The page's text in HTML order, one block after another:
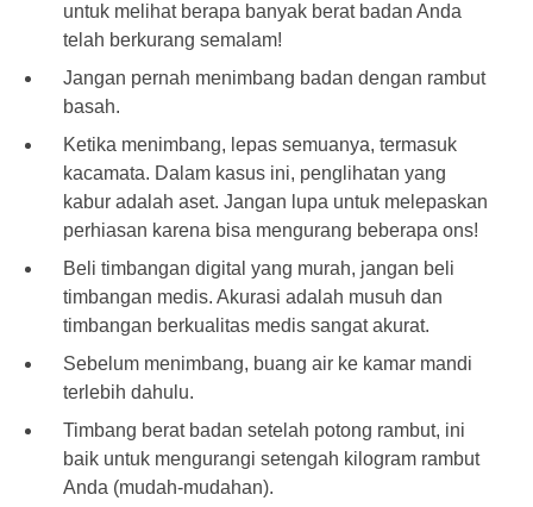
untuk melihat berapa banyak berat badan Anda
telah berkurang semalam!
Jangan pernah menimbang badan dengan rambut
basah.
Ketika menimbang, lepas semuanya, termasuk
kacamata. Dalam kasus ini, penglihatan yang
kabur adalah aset. Jangan lupa untuk melepaskan
perhiasan karena bisa mengurang beberapa ons!
Beli timbangan digital yang murah, jangan beli
timbangan medis. Akurasi adalah musuh dan
timbangan berkualitas medis sangat akurat.
Sebelum menimbang, buang air ke kamar mandi
terlebih dahulu.
Timbang berat badan setelah potong rambut, ini
baik untuk mengurangi setengah kilogram rambut
Anda (mudah-mudahan).